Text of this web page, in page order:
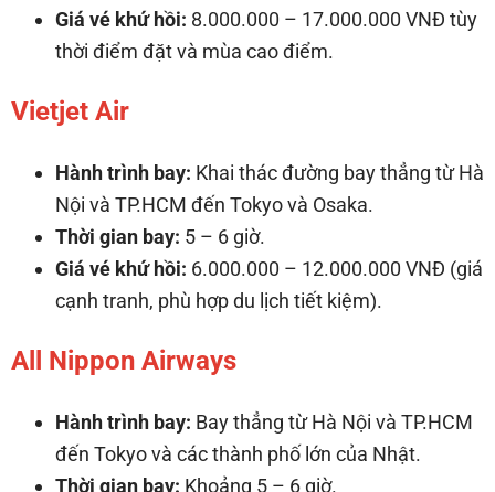
Giá vé khứ hồi: 8.000.000 – 17.000.000 VNĐ tùy
thời điểm đặt và mùa cao điểm.
Vietjet Air
Hành trình bay: Khai thác đường bay thẳng từ Hà
Nội và TP.HCM đến Tokyo và Osaka.
Thời gian bay: 5 – 6 giờ.
Giá vé khứ hồi: 6.000.000 – 12.000.000 VNĐ (giá
cạnh tranh, phù hợp du lịch tiết kiệm).
All Nippon Airways
Hành trình bay: Bay thẳng từ Hà Nội và TP.HCM
đến Tokyo và các thành phố lớn của Nhật.
Thời gian bay: Khoảng 5 – 6 giờ.